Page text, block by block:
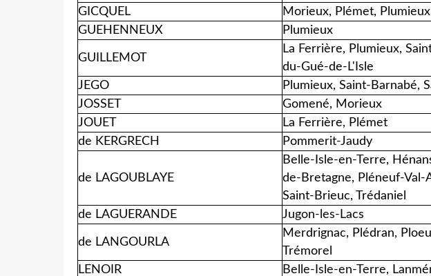
GICQUEL
Morieux, Plémet, Plumieux
GUEHENNEUX
Plumieux
GUILLEMOT
La Ferrière, Plumieux,
du-Gué-de-L'Isle
JEGO
Plumieux, Saint-Barnabé,
JOSSET
Gomené, Morieux
JOUET
La Ferrière, Plémet
de KERGRECH
Pommerit-Jaudy
de LAGOUBLAYE
Belle-Isle-en-Terre,
de-Bretagne, Pléneuf-Val-
Saint-Brieuc, Trédaniel
de LAGUERANDE
Jugon-les-Lacs
de LANGOURLA
Merdrignac, Plédran,
Trémorel
LENOIR
Belle-Isle-en-Terre,